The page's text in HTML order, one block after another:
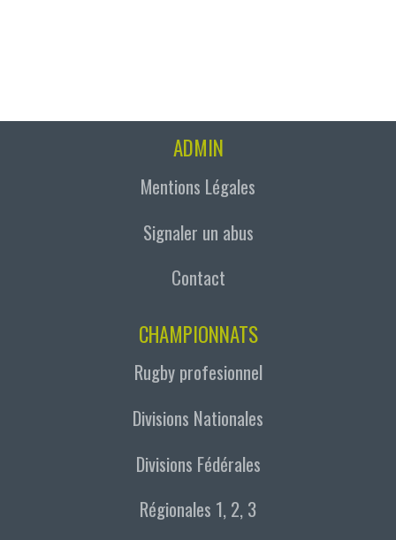
ADMIN
Mentions Légales
Signaler un abus
Contact
CHAMPIONNATS
Rugby profesionnel
Divisions Nationales
Divisions Fédérales
Régionales 1, 2, 3